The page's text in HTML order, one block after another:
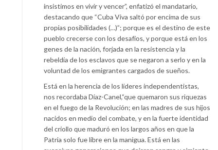
insistimos en vivir y vencer”, enfatizó el mandatario,
destacando que “Cuba Viva saltó por encima de sus
propias posibilidades (…)”; porque es el destino de este
pueblo crecerse con los desafíos, y porque está en los
genes de la nación, forjada en la resistencia y la
rebeldía de los esclavos que se negaron a serlo y en la
voluntad de los emigrantes cargados de sueños.
Está en la herencia de los líderes independentistas,
nos recordaba Díaz-Canel,“que quemaron sus riquezas
en el fuego de la Revolución; en las madres de sus hijos
nacidos en medio del combate, y en la fuerte identidad
del criollo que maduró en los largos años en que la
Patria solo fue libre en la manigua. Está en las